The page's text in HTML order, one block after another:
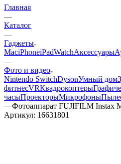
Главная
—
Каталог
—
Гаджеты
MaciPhoneiPadWatchАксессуары
—
Фото и видео
Nintendo SwitchDysonУмный дом
фитнесVRКвадрокоптеры
часыПроекторыМикрофоны
—Фотоаппарат FUJIFILM Instax
Артикул: 16631801